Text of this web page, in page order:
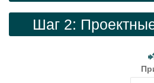
левое
Шаг 2: